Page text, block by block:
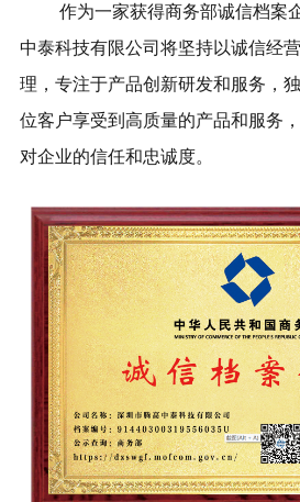
作为一家获得商务部诚信档案
中泰科技有限公司将坚持以诚信经
理，专注于产品创新研发和服务，
位客户享受到高质量的产品和服务
对企业的信任和忠诚度。